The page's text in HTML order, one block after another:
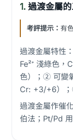
1. 過渡金屬
考評提示： 有
過渡金屬特性
Fe²⁺ 淺綠色，
色）；② 可變
Cr: +3/+6）
過渡金屬作催
伯法；Pt/Pd